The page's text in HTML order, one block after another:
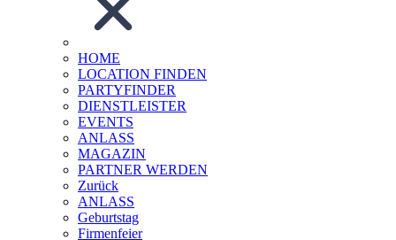
HOME
LOCATION FINDEN
PARTYFINDER
DIENSTLEISTER
EVENTS
ANLASS
MAGAZIN
PARTNER WERDEN
Zurück
ANLASS
Geburtstag
Firmenfeier